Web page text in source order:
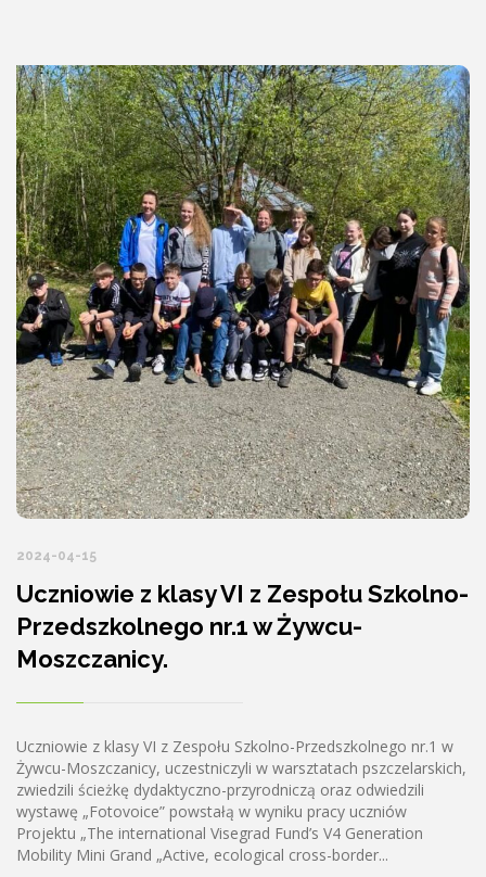
2024-04-15
Uczniowie z klasy VI z Zespołu Szkolno-
Przedszkolnego nr.1 w Żywcu-
Moszczanicy.
Uczniowie z klasy VI z Zespołu Szkolno-Przedszkolnego nr.1 w
Żywcu-Moszczanicy, uczestniczyli w warsztatach pszczelarskich,
zwiedzili ścieżkę dydaktyczno-przyrodniczą oraz odwiedzili
wystawę „Fotovoice” powstałą w wyniku pracy uczniów
Projektu „The international Visegrad Fund’s V4 Generation
Mobility Mini Grand „Active, ecological cross-border...